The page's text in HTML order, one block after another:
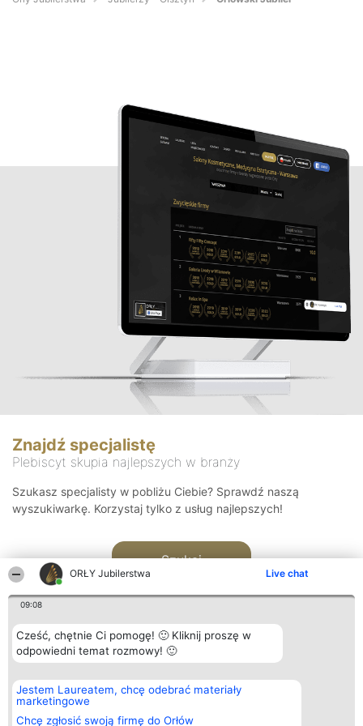
ORŁY Jubilerstwa Live chat
09:08
Cześć, chętnie Ci pomogę! 🙂 Kliknij proszę w
odpowiedni temat rozmowy! 🙂
Jestem Laureatem, chcę odebrać materiały
marketingowe
Chcę zgłosić swoją firmę do Orłów
Znajdź specjalistę
Plebiscyt skupia najlepszych w branży
Szukasz specjalisty w pobliżu Ciebie? Sprawdź naszą
wyszukiwarkę. Korzystaj tylko z usług najlepszych!
Szukaj
Organizator plebiscytu
Bright Side Solutions sp. z o.
o. sp. k.
ul. Ruska 22
Plebiscyt
Laureaci
wszystkich
Kontakt
Kontakt